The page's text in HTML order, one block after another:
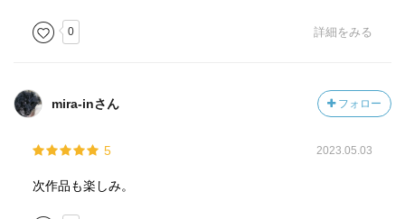
0 詳細をみる
mira-inさん フォロー
5 2023.05.03
次作品も楽しみ。